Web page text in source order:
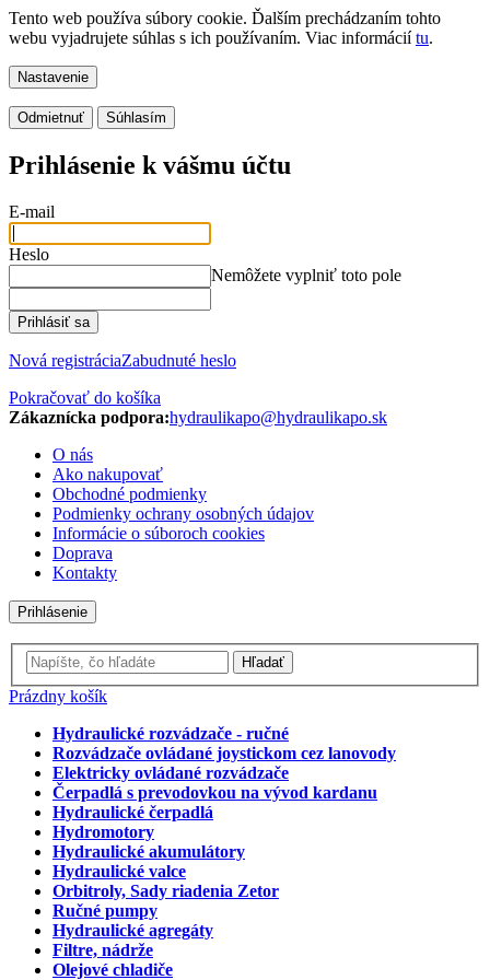
Tento web používa súbory cookie. Ďalším prechádzaním tohto
webu vyjadrujete súhlas s ich používaním. Viac informáciítu.
Nastavenie
Odmietnuť Súhlasím
na
obsah
Prihlásenie k vášmu účtu
E-mail
Heslo
Nemôžete vyplniť toto pole
Prihlásiť sa
Nová registráciaZabudnuté heslo
Pokračovať do košíka
Zákaznícka podpora:hydraulikapo@hydraulikapo.sk
O nás
Ako nakupovať
Obchodné podmienky
Podmienky ochrany osobných údajov
Informácie o súboroch cookies
Doprava
Kontakty
Prihlásenie
Hľadať
Nákupný
Prázdny košík
Hydraulické rozvádzače - ručné
Rozvádzače ovládané joystickom cez lanovody
Elektricky ovládané rozvádzače
Čerpadlá s prevodovkou na vývod kardanu
Hydraulické čerpadlá
Hydromotory
Hydraulické akumulátory
Hydraulické valce
Orbitroly, Sady riadenia Zetor
Ručné pumpy
Hydraulické agregáty
Filtre, nádrže
Olejové chladiče